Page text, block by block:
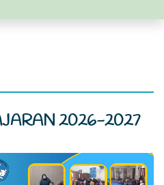
2026-2027